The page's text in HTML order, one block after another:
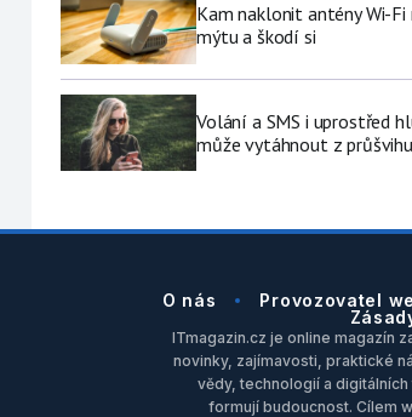
Kam naklonit antény Wi-
mýtu a škodí si
Volání a SMS i uprostřed
může vytáhnout z průšvihu
O nás Provozovatel
ITmagazin.cz je online magazín
novinky, zajímavosti, praktické
vědy, technologií a
formují budoucnost. Cílem